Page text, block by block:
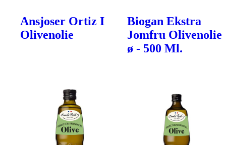
Ansjoser Ortiz I
Olivenolie
Biogan Ekstra
Jomfru Olivenolie
ø - 500 Ml.